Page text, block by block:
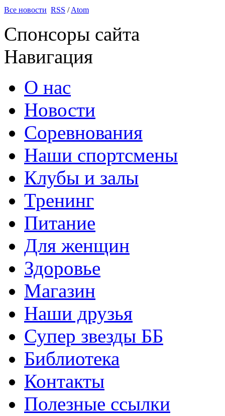
Все новости RSS /Atom
Спонсоры сайта
Навигация
О нас
Новости
Соревнования
Наши спортсмены
Клубы и залы
Тренинг
Питание
Для женщин
Здоровье
Магазин
Наши друзья
Супер звезды ББ
Библиотека
Контакты
Полезные ссылки